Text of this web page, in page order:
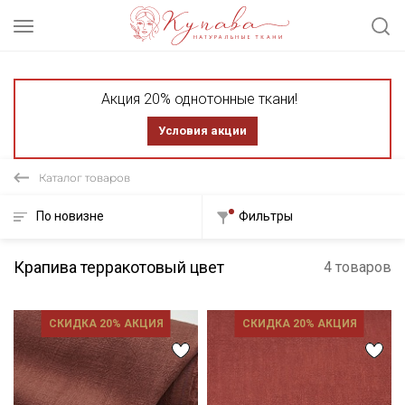
Акция 20% однотонные ткани!
Условия акции
Каталог товаров
По новизне Фильтры
Крапива терракотовый цвет 4 товаров
СКИДКА 20% АКЦИЯ СКИДКА 20% АКЦИЯ